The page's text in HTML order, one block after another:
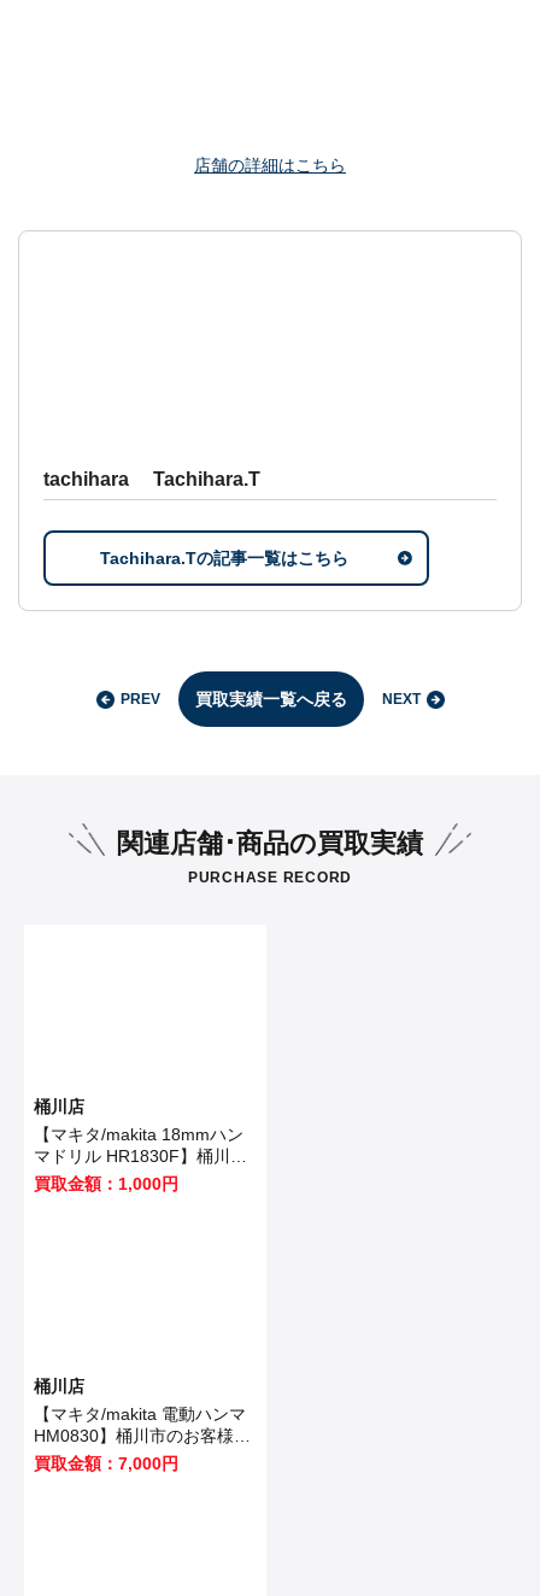
店舗の詳細はこちら
tachihara Tachihara.T
Tachihara.Tの記事一覧はこちら
PREV 買取実績一覧へ戻る NEXT
関連店舗･商品の買取実績
PURCHASE RECORD
桶川店
【マキタ/makita 18mmハン
マドリル HR1830F】桶川市
のお客様から買取いたしまし
買取金額：1,000円
桶川店
【マキタ/makita 電動ハンマ
HM0830】桶川市のお客様か
ら買取いたしました！
買取金額：7,000円